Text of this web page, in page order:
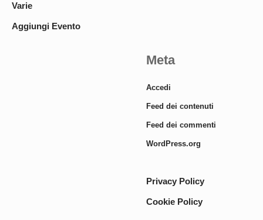
Varie
Aggiungi Evento
Meta
Accedi
Feed dei contenuti
Feed dei commenti
WordPress.org
Privacy Policy
Cookie Policy